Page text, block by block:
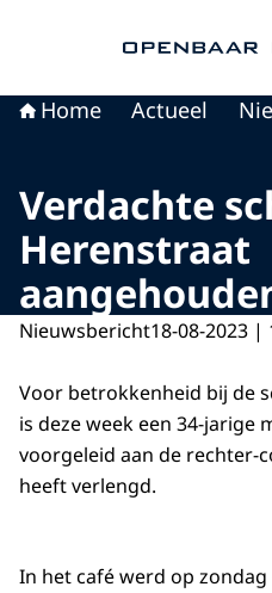
Home Actueel
Verdachte
Herenstraat
Nieuwsbericht18-08-2023 |
Voor betrokkenheid bij de
is deze week een 34-jarige
voorgeleid aan de rechter-
heeft verlengd.
In het café werd op